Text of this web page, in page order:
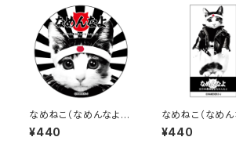
なめねこ（なめんなよ）
ステッカー A-1
¥440
なめねこ（なめん
ステッカー B-15
¥440